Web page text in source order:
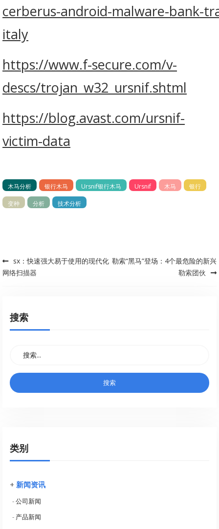
cerberus-android-malware-bank-
italy
https://www.f-secure.com/v-
descs/trojan_w32_ursnif.shtml
https://blog.avast.com/ursnif-
victim-data
木马分析 银行木马 Ursnif银行木马 Ursnif 木马 银行
变种 分析 技术分析
Post navigation
sx：快速强大易于使用的现代化
网络扫描器
勒索“黑马”登场：4个最危险的新兴
勒索团伙
搜索
类别
+ 新闻资讯
-公司新闻
- 产品新闻